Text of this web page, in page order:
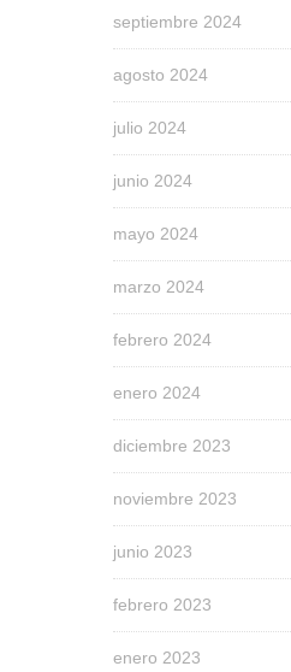
septiembre 2024
agosto 2024
julio 2024
junio 2024
mayo 2024
marzo 2024
febrero 2024
enero 2024
diciembre 2023
noviembre 2023
junio 2023
febrero 2023
enero 2023